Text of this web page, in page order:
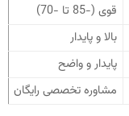
قوی (-85 تا -70)
بالا و پایدار
پایدار و واضح
مشاوره تخصصی رایگان